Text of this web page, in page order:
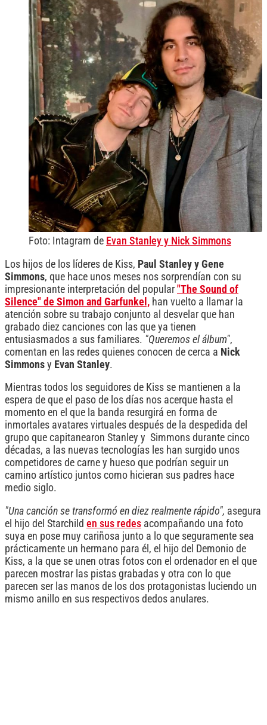
Foto: Intagram de Evan Stanley y Nick Simmons
Los hijos de los líderes de Kiss, Paul Stanley y Gene
Simmons, que hace unos meses nos sorprendían con su
impresionante interpretación del popular "The Sound of
Silence" de Simon and Garfunkel, han vuelto a llamar la
atención sobre su trabajo conjunto al desvelar que han
grabado diez canciones con las que ya tienen
entusiasmados a sus familiares. "Queremos el álbum",
comentan en las redes quienes conocen de cerca a Nick
Simmons y Evan Stanley.
Mientras todos los seguidores de Kiss se mantienen a la
espera de que el paso de los días nos acerque hasta el
momento en el que la banda resurgirá en forma de
inmortales avatares virtuales después de la despedida del
grupo que capitanearon Stanley y Simmons durante cinco
décadas, a las nuevas tecnologías les han surgido unos
competidores de carne y hueso que podrían seguir un
camino artístico juntos como hicieran sus padres hace
medio siglo.
"Una canción se transformó en diez realmente rápido", asegura
el hijo del Starchild en sus redes acompañando una foto
suya en pose muy cariñosa junto a lo que seguramente sea
prácticamente un hermano para él, el hijo del Demonio de
Kiss, a la que se unen otras fotos con el ordenador en el que
parecen mostrar las pistas grabadas y otra con lo que
parecen ser las manos de los dos protagonistas luciendo un
mismo anillo en sus respectivos dedos anulares.